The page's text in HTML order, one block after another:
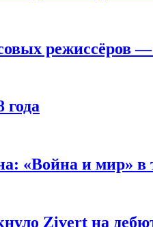
режиссёров —
«Война и мир» в
Zivert на